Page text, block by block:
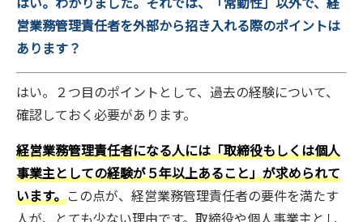
営業務管理責任者を外部から招き入れる際のポイントは
あります？
はい。２つ目のポイントとして、過去の経験について、
確認しておく必要があります。
経営業務管理責任者になる人には「取締役もしくは個人
事業主としての経験が５年以上あること」が求められて
います。この点が、経営業務管理責任者の要件を満たす
人が、とても少ない理由です。取締役や個人事業主とし